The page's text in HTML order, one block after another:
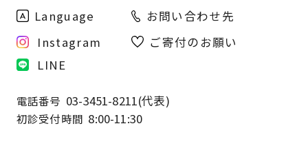
Language
お問い合わせ先
Instagram
LINE
ご寄付のお願い
電話番号 03-3451-8211(代表)
初診受付時間 8:00-11:30